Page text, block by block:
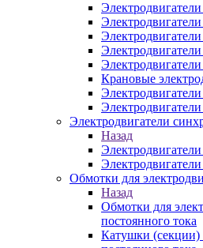
Крановые
Электродвигатели
Назад
Обмотки для
Назад
Обмотки для
постоянного тока
Катушки (секции)